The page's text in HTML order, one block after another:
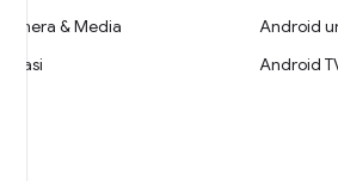
Kamera & Media
Privasi
Android
Android